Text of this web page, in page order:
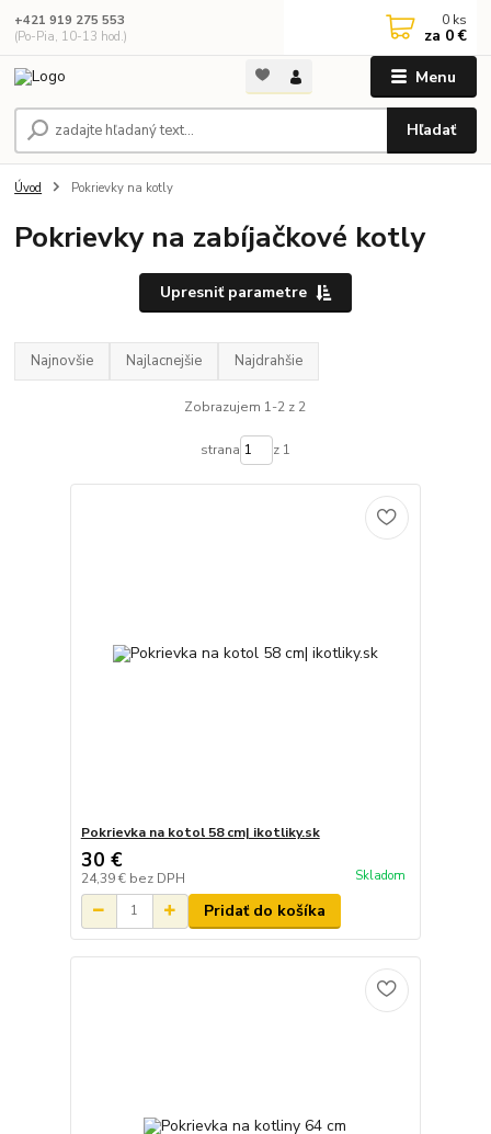
Menu
Hľadať
+421 919 275 553
(Po-Pia, 10-13 hod.)
0 ks
za 0 €
Úvod Pokrievky na kotly
Pokrievky na zabíjačkové kotly
Upresniť parametre
Najnovšie Najlacnejšie Najdrahšie
Zobrazujem 1-2 z 2
strana z 1
Pokrievka na kotol 58 cm| ikotliky.sk
30 €
24,39 € bez DPH Skladom
Pridať do košíka